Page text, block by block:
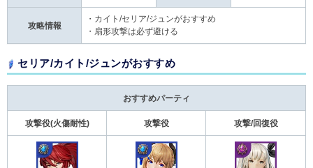
攻略情報
・カイト/セリア/ジュンがおすすめ
・扇形攻撃は必ず避ける
セリア/カイト/ジュンがおすすめ
おすすめパーティ
攻撃役(火傷耐性) 攻撃役 攻撃/回復役